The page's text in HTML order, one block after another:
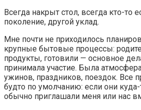
Всегда накрыт стол, всегда кто-то
поколение, другой уклад.
Мне почти не приходилось
крупные бытовые процессы:
продукты, готовили — основное
принимала участие. Была
ужинов, праздников, поездок. Все
будто по умолчанию: если они
обычно приглашали меня или нас